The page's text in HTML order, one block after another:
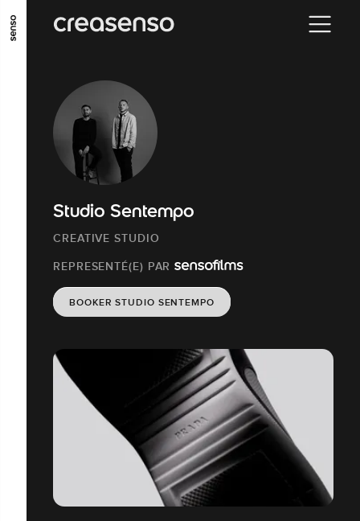
ALLER AU CONTENU PRINCIPAL
ALLER EN BAS DE PAGE
Studio Sentempo
CREATIVE STUDIO
REPRESENTÉ(E) PAR
BOOKER STUDIO SENTEMPO